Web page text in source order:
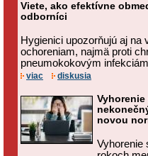
Viete, ako efektívne
odborníci
Hygienici upozorňujú aj
ochoreniam, najmä proti
pneumokokovým
viac diskusia
novou
Vyhorenie